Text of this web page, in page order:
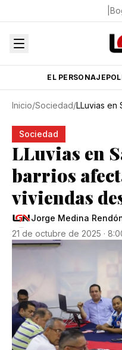
EL PERSONAJE
Inicio/Sociedad/
Sociedad
LLuvias en
barrios
viviendas
Jorge Medina
21 de octubre de 2025 ·